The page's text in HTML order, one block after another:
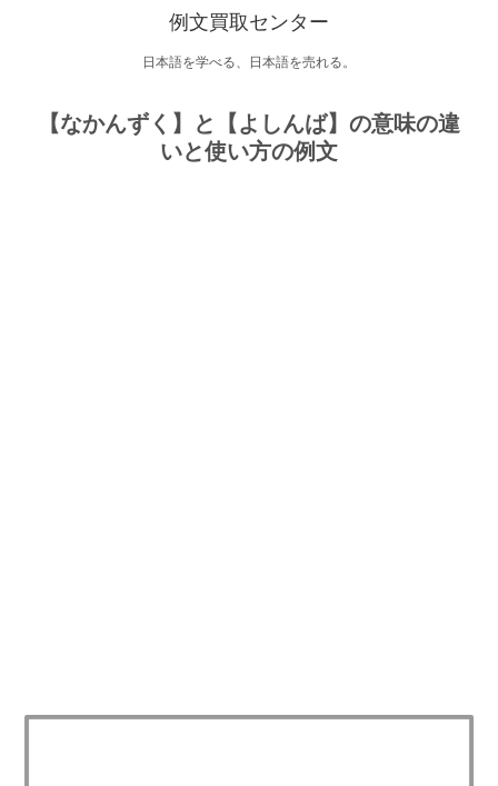
例文買取センター
日本語を学べる、日本語を売れる。
【なかんずく】と【よしんば】の意味の違
いと使い方の例文